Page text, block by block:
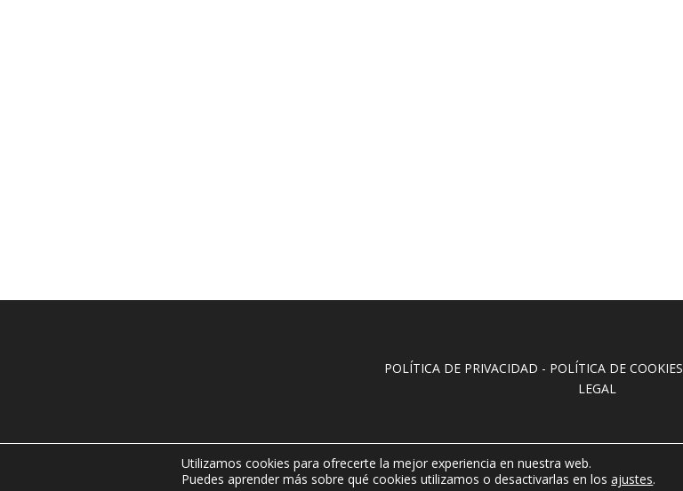
POLÍTICA DE PRIVACIDAD - POLÍTICA DE COOKIES
LEGAL
Laura Apolonio © 2026
Utilizamos cookies para ofrecerte la mejor experiencia en nuestra web.
Puedes aprender más sobre qué cookies utilizamos o desactivarlas en losajustes.